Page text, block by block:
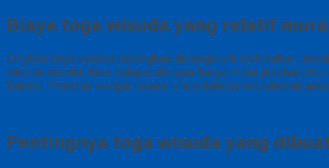
Biaya toga wisuda yang relatif
Ongkos toga wisuda terjangkau dipengaruhi oleh bahan,
wisuda standar bisa didapat dengan harga mulai puluhan
Dumai. Paket ini sangat sesuai untuk kebutuhan sekolah
Pentingnya toga wisuda yang